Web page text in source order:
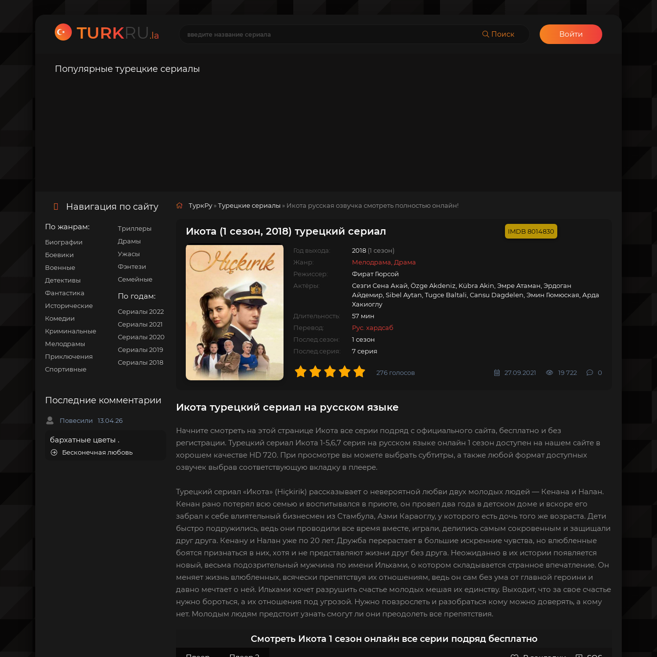
TURKRU .la Поиск Войти
Популярные турецкие сериалы
Навигация по сайту
По жанрам:
Биографии
Боевики
Военные
Детективы
Фантастика
Исторические
Комедии
Криминальные
Мелодрамы
Приключения
Спортивные
Триллеры
Драмы
Ужасы
Фэнтези
Семейные
По годам:
Сериалы 2022
Сериалы 2021
Сериалы 2020
Сериалы 2019
Сериалы 2018
Последние комментарии
Повесили 13.04.26
бархатные цветы .
Бесконечная любовь
ТуркРу »Турецкие сериалы » Икота русская озвучка смотреть полностью онлайн!
Икота (1 сезон, 2018) турецкий сериал 8014830
Год выхода: 2018 (1 сезон)
Жанр:
Мелодрама, Драма
Режиссер:
Фират Гюрсой
Актёры:
Сезги Сена Акай, Özge Akdeniz, Kübra Akin, Эмре Атаман, Эрдоган
Айдемир, Sibel Aytan, Tugce Baltali, Cansu Dagdelen, Эмин Гюмюская, Арда
Хакиоглу
Длительность:
57 мин
Перевод:
Рус. хардсаб
Послед.сезон:
1 сезон
Послед.серия:
7 серия
276 голосов 27.09.2021 19 722 0
Икота турецкий сериал на русском языке
Начните смотреть на этой странице Икота все серии подряд с официального сайта, бесплатно и без
регистрации. Турецкий сериал Икота 1-5,6,7 серия на русском языке онлайн 1 сезон доступен на нашем сайте в
хорошем качестве HD 720. При просмотре вы можете выбрать субтитры, а также любой формат доступных
озвучек выбрав соответствующую вкладку в плеере.
Турецкий сериал «Икота» (Hiçkirik) рассказывает о невероятной любви двух молодых людей — Кенана и Налан.
Кенан рано потерял всю семью и воспитывался в приюте, он провел два года в детском доме и вскоре его
забрал к себе влиятельный бизнесмен из Стамбула, Азми Караоглу, у которого есть дочь того же возраста. Дети
быстро подружились, ведь они проводили все время вместе, играли, делились самым сокровенным и защищали
друг друга. Кенану и Налан уже по 20 лет. Дружба перерастает в большие искренние чувства, но влюбленные
боятся признаться в них, хотя и не представляют жизни друг без друга. Неожиданно в их истории появляется
новый, весьма подозрительный мужчина по имени Ильхами, о котором складывается странное впечатление. Он
меняет жизнь влюбленных, всячески препятствуя их отношениям, ведь он сам без ума от главной героини и
давно мечтает о ней. Ильхами хочет разрушить счастье молодых мешая их единству. Выходит, что за свое счастье
нужно бороться, а их отношения под угрозой. Нужно повзрослеть и разобраться кому можно доверять, а кому
нет. Молодым людям предстоит узнать смогут ли они преодолеть все препятствия.
Смотреть Икота 1 сезон онлайн все серии подряд бесплатно